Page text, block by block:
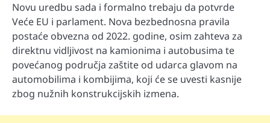
Novu uredbu sada i formalno trebaju da potvrde
Veće EU i parlament. Nova bezbednosna pravila
postaće obvezna od 2022. godine, osim zahteva za
direktnu vidljivost na kamionima i autobusima te
povećanog područja zaštite od udarca glavom na
automobilima i kombijima, koji će se uvesti kasnije
zbog nužnih konstrukcijskih izmena.